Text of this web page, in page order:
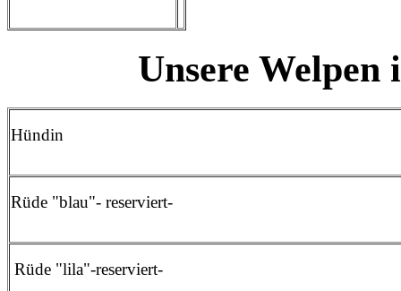
Unsere Welpen
Hündin
Rüde "blau"- reserviert-
Rüde "lila"-reserviert-